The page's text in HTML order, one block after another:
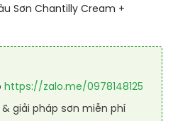
Sơn Chantilly Cream +
https://zalo.me/0978148125
giải pháp sơn miễn phí